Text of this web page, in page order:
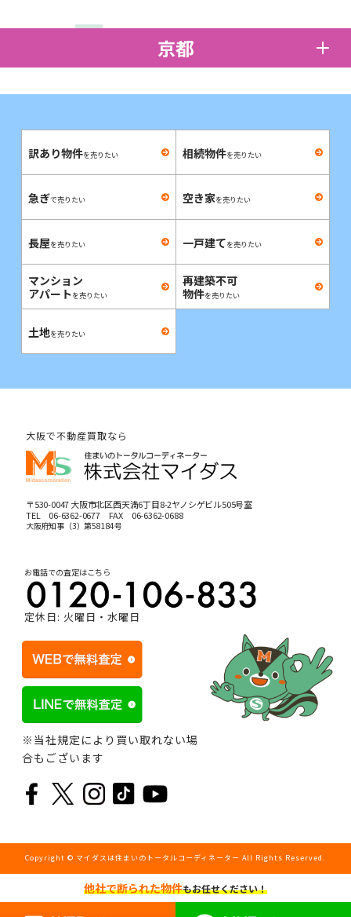
京都
訳あり物件を売りたい 相続物件を売りたい
急ぎで売りたい 空き家を売りたい
長屋を売りたい 一戸建てを売りたい
マンション
アパートを売りたい
再建築不可
物件を売りたい
土地を売りたい
他社で断られた物件もお任せください！
大阪で不動産買取なら
〒530-0047 大阪市北区西天満6丁目8-2ヤノシゲビル505号室
TEL 06-6362-0677FAX 06-6362-0688
大阪府知事（3）第58184号
お電話での査定はこちら
定休日: 火曜日・水曜日
※当社規定により買い取れない場
合もございます
Copyright © マイダスは住まいのトータルコーディネーター All Rights Reserved.